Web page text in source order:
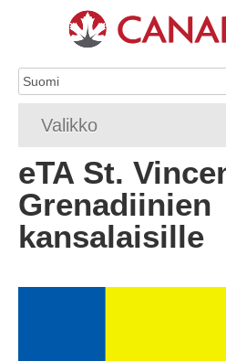
Valikko
Etusivu
eTA-hakemus
eTA-vaatimukset
eTA FAQ
eTA St.
Grenadiinien
kansalaisille